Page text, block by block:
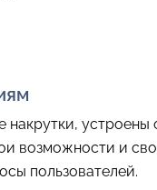
устроены
возможности и
пользователей.